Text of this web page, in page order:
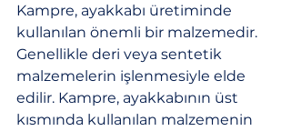
Kampre, ayakkabı üretiminde
kullanılan önemli bir malzemedir.
Genellikle deri veya sentetik
malzemelerin işlenmesiyle elde
edilir. Kampre, ayakkabının üst
kısmında kullanılan malzemenin